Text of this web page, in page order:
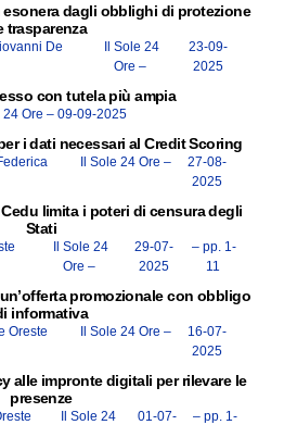
esonera dagli obblighi di protezione
trasparenza
De
Il Sole 24
Ore –
23-09-
2025
con tutela più ampia
24 Ore – 09-09-2025
i dati necessari al Credit Scoring
Il Sole 24 Ore –
27-08-
2025
limita i poteri di censura degli
Stati
Il Sole 24
Ore –
29-07-
2025
– pp. 1-
11
promozionale con obbligo
informativa
Oreste
Il Sole 24 Ore –
16-07-
2025
alle impronte digitali per rilevare le
presenze
Il Sole 24
01-07-
– pp. 1-